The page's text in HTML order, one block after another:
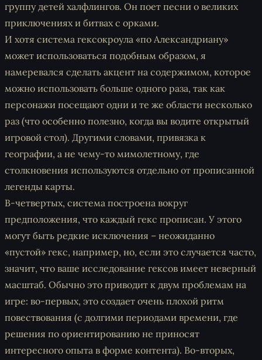
группу детей халфлингов. Он поет песни о великих
приключениях и битвах с орками.
И хотя система гексокроула «по Александриану»
может использоваться подобным образом, я
намеревался сделать акцент на содержимом, которое
можно использовать больше одного раза, так как
персонажи посещают одни и те же области несколько
раз (что особенно полезно, когда вы водите открытый
игровой стол). Другими словами, привязка к
географии, а не чему-то мимолетному, где
столкновения используются отдельно от прописанной
легенды карты.
В-четвертых, система построена вокруг
предположения, что каждый гекс прописан. У этого
могут быть редкие исключения – неожиданно
«пустой» гекс, например, но, если это случается часто,
значит, что ваше исследование гексов имеет неверный
масштаб. Обычно это приводит к двум проблемам на
игре: во-первых, это создает очень плохой ритм
повествования (с долгими периодами времени, где
решения по ориентированию не приносят
интересного опыта в форме контента). Во-вторых,